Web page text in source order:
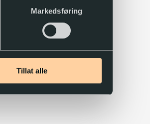
Markedsføring
Tillat alle